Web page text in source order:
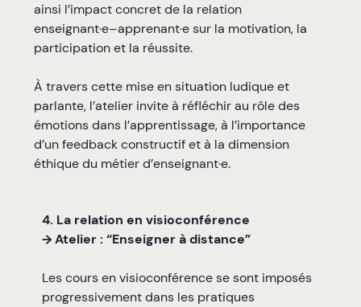
ainsi l’impact concret de la relation
enseignant·e–apprenant·e sur la motivation, la
participation et la réussite.
À travers cette mise en situation ludique et
parlante, l’atelier invite à réfléchir au rôle des
émotions dans l’apprentissage, à l’importance
d’un feedback constructif et à la dimension
éthique du métier d’enseignant·e.
4. La relation en visioconférence
→ Atelier : “Enseigner à distance”
Les cours en visioconférence se sont imposés
progressivement dans les pratiques